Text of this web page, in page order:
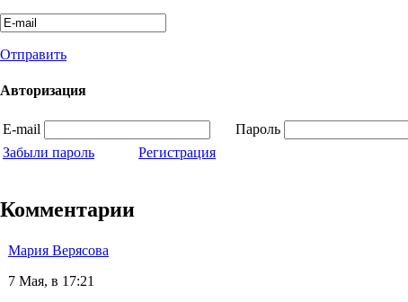
Отправить
Авторизация
E-mail
Пароль
Забыли пароль
Регистрация
Комментарии
Мария Верясова
7 Мая, в 17:21